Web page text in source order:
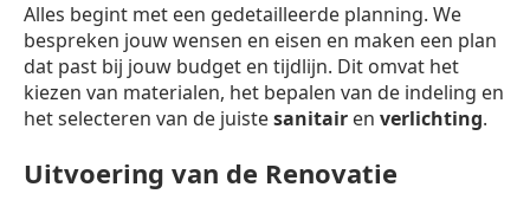
Alles begint met een gedetailleerde planning. We
bespreken jouw wensen en eisen en maken een plan
dat past bij jouw budget en tijdlijn. Dit omvat het
kiezen van materialen, het bepalen van de indeling en
het selecteren van de juistesanitair en verlichting.
Uitvoering van de Renovatie